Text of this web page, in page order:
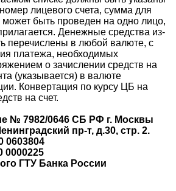
лицевого счета, сумма для
быть проведен на одно лицо,
Денежные средства из-
перечислены в любой валюте, с
платежа, необходимых
о зачислении средств на
(указывается) в валюте
Конвертация по курсу ЦБ на
на счет.
№ 7982/0646 СБ РФ г. Москвы
пр-т, д.30, стр. 2.
0603804
0000225
ГТУ Банка России